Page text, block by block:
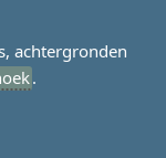
achtergronden
.